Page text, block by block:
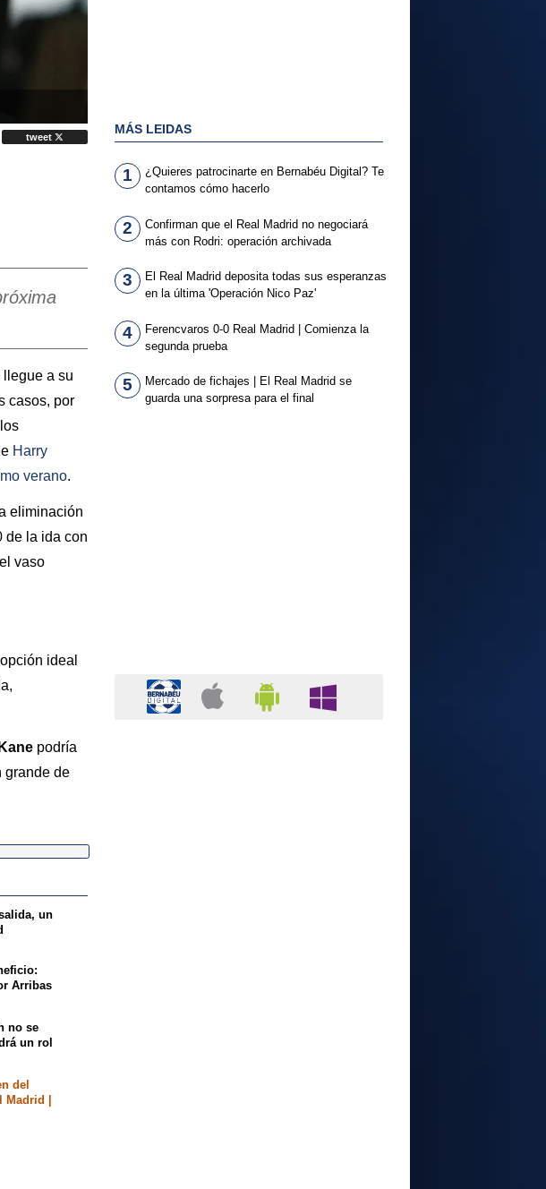
tweet
a su
casos, por
Harry
verano.
eliminación
de la ida con
vaso
ideal
Kane podría
grande de
un
Arribas
no se
un rol
del
|
MÁS LEIDAS
1
¿Quieres patrocinarte en Bernabéu Digital? Te
contamos cómo hacerlo
2
Confirman que el Real Madrid no negociará
más con Rodri: operación archivada
3
El Real Madrid deposita todas sus esperanzas
en la última 'Operación Nico Paz'
4
Ferencvaros 0-0 Real Madrid | Comienza la
segunda prueba
5
Mercado de fichajes | El Real Madrid se
guarda una sorpresa para el final